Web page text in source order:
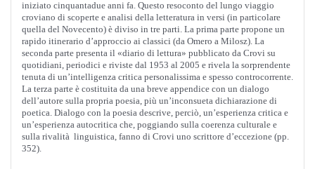
iniziato cinquantadue anni fa. Questo resoconto del lungo viaggio
croviano di scoperte e analisi della letteratura in versi (in particolare
quella del Novecento) è diviso in tre parti. La prima parte propone un
rapido itinerario d’approccio ai classici (da Omero a Milosz). La
seconda parte presenta il «diario di lettura» pubblicato da Crovi su
quotidiani, periodici e riviste dal 1953 al 2005 e rivela la sorprendente
tenuta di un’intelligenza critica personalissima e spesso controcorrente.
La terza parte è costituita da una breve appendice con un dialogo
dell’autore sulla propria poesia, più un’inconsueta dichiarazione di
poetica. Dialogo con la poesia descrive, perciò, un’esperienza critica e
un’esperienza autocritica che, poggiando sulla coerenza culturale e
sulla rivalità linguistica, fanno di Crovi uno scrittore d’eccezione (pp.
352).